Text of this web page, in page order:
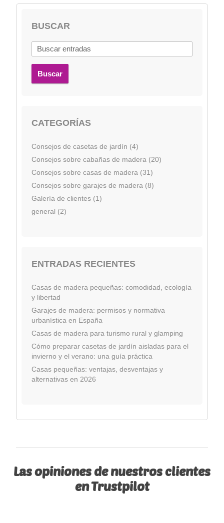
BUSCAR
Buscar
CATEGORÍAS
Consejos de casetas de jardín (4)
Consejos sobre cabañas de madera (20)
Consejos sobre casas de madera (31)
Consejos sobre garajes de madera (8)
Galería de clientes (1)
general (2)
ENTRADAS RECIENTES
Casas de madera pequeñas: comodidad, ecología
y libertad
Garajes de madera: permisos y normativa
urbanística en España
Casas de madera para turismo rural y glamping
Cómo preparar casetas de jardín aisladas para el
invierno y el verano: una guía práctica
Casas pequeñas: ventajas, desventajas y
alternativas en 2026
Las opiniones de nuestros clientes
en Trustpilot